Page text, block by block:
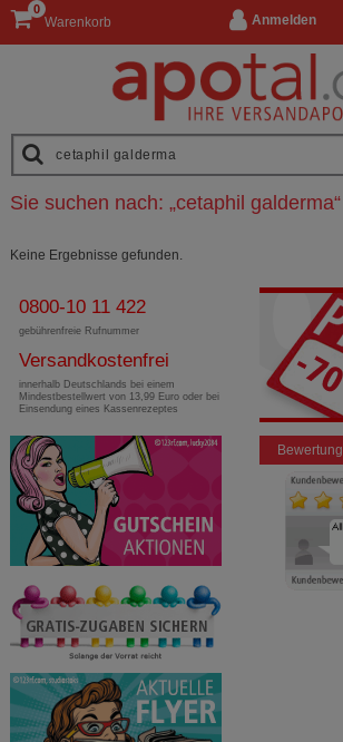
Anmelden
Warenkorb
0
Sie suchen nach: „cetaphil galderma“
Keine Ergebnisse gefunden.
0800-10 11 422
gebührenfreie Rufnummer
Versandkostenfrei
innerhalb Deutschlands bei einem
Mindestbestellwert von 13,99 Euro oder bei
Einsendung eines Kassenrezeptes
Bewertung